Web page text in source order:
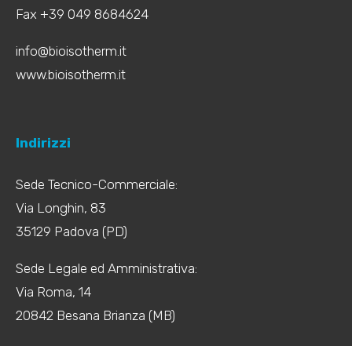
Fax +39 049 8684624
info@bioisotherm.it
www.bioisotherm.it
Indirizzi
Sede Tecnico-Commerciale:
Via Longhin, 83
35129 Padova (PD)
Sede Legale ed Amministrativa:
Via Roma, 14
20842 Besana Brianza (MB)